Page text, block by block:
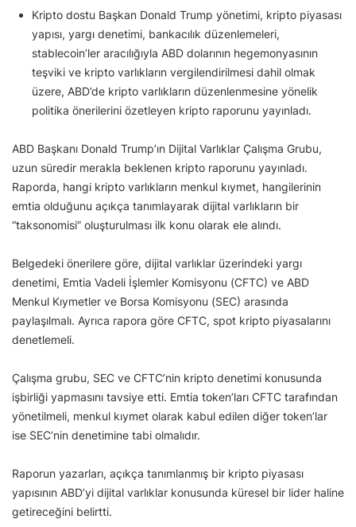
Kripto dostu Başkan Donald Trump yönetimi, kripto piyasası
yapısı, yargı denetimi, bankacılık düzenlemeleri,
stablecoin’ler aracılığıyla ABD dolarının hegemonyasının
teşviki ve kripto varlıkların vergilendirilmesi dahil olmak
üzere, ABD’de kripto varlıkların düzenlenmesine yönelik
politika önerilerini özetleyen kripto raporunu yayınladı.
ABD Başkanı Donald Trump’ın Dijital Varlıklar Çalışma Grubu,
uzun süredir merakla beklenen kripto raporunu yayınladı.
Raporda, hangi kripto varlıkların menkul kıymet, hangilerinin
emtia olduğunu açıkça tanımlayarak dijital varlıkların bir
“taksonomisi” oluşturulması ilk konu olarak ele alındı.
Belgedeki önerilere göre, dijital varlıklar üzerindeki yargı
denetimi, Emtia Vadeli İşlemler Komisyonu (CFTC) ve ABD
Menkul Kıymetler ve Borsa Komisyonu (SEC) arasında
paylaşılmalı. Ayrıca rapora göre CFTC, spot kripto piyasalarını
denetlemeli.
Çalışma grubu, SEC ve CFTC’nin kripto denetimi konusunda
işbirliği yapmasını tavsiye etti. Emtia token’ları CFTC tarafından
yönetilmeli, menkul kıymet olarak kabul edilen diğer token’lar
ise SEC’nin denetimine tabi olmalıdır.
Raporun yazarları, açıkça tanımlanmış bir kripto piyasası
yapısının ABD’yi dijital varlıklar konusunda küresel bir lider haline
getireceğini belirtti.